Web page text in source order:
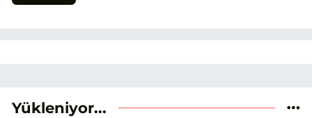
Yükleniyor...